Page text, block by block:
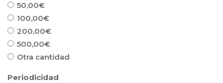
50,00€
100,00€
200,00€
500,00€
Otra cantidad
Periodicidad